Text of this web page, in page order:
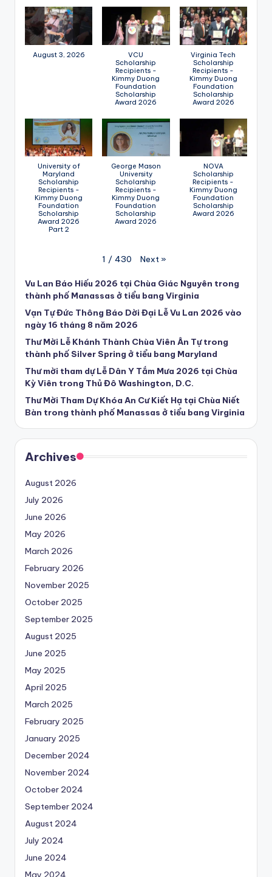
August 3, 2026
VCU
Scholarship
Recipients -
Kimmy Duong
Foundation
Scholarship
Award 2026
Virginia Tech
Scholarship
Recipients -
Kimmy Duong
Foundation
Scholarship
Award 2026
University of
Maryland
Scholarship
Recipients -
Kimmy Duong
Foundation
Scholarship
Award 2026
Part 2
George Mason
University
Scholarship
Recipients -
Kimmy Duong
Foundation
Scholarship
Award 2026
NOVA
Scholarship
Recipients -
Kimmy Duong
Foundation
Scholarship
Award 2026
1 / 430 Next »
Vu Lan Báo Hiếu 2026 tại Chùa Giác Nguyên trong
thành phố Manassas ở tiểu bang Virginia
Vạn Tự Đức Thông Báo Dời Đại Lễ Vu Lan 2026 vào
ngày 16 tháng 8 năm 2026
Thư Mời Lễ Khánh Thành Chùa Viên Ân Tự trong
thành phố Silver Spring ở tiểu bang Maryland
Thư mời tham dự Lễ Dân Y Tắm Mưa 2026 tại Chùa
Kỳ Viên trong Thủ Đô Washington, D.C.
Thư Mời Tham Dự Khóa An Cư Kiết Hạ tại Chùa Niết
Bàn trong thành phố Manassas ở tiểu bang Virginia
Archives
August 2026
July 2026
June 2026
May 2026
March 2026
February 2026
November 2025
October 2025
September 2025
August 2025
June 2025
May 2025
April 2025
March 2025
February 2025
January 2025
December 2024
November 2024
October 2024
September 2024
August 2024
July 2024
June 2024